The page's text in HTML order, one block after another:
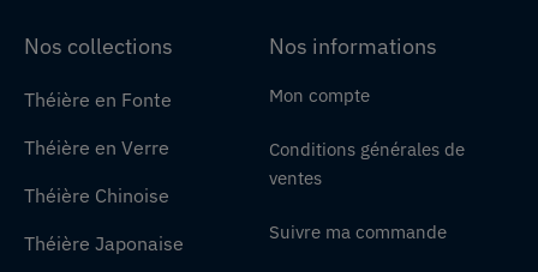
Nos collections
Théière en Fonte
Théière en Verre
Théière Chinoise
Théière Japonaise
Nos informations
Mon compte
Conditions générales de
ventes
Suivre ma commande